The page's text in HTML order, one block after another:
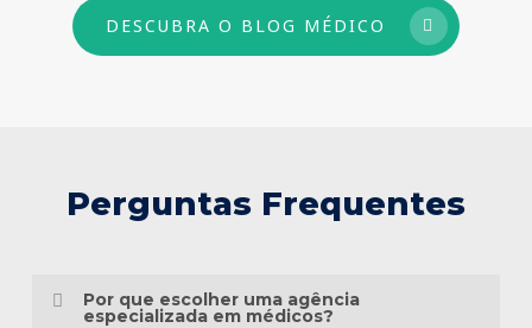
DESCUBRA O BLOG MÉDICO
Perguntas Frequentes
Por que escolher uma agência
especializada em médicos?